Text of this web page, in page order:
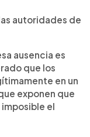
autoridades de
ausencia es
que los
en un
exponen que
el